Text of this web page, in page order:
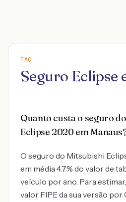
FAQ
Seguro Eclipse
Quanto custa o seguro
Eclipse 2020 em
O seguro do Mitsubishi
em média 4.7% do valor de
veículo por ano. Para
valor FIPE da sua versão por